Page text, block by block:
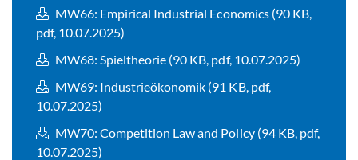
MW66: Empirical Industrial Economics (90 KB,
pdf, 10.07.2025)
MW68: Spieltheorie (90 KB, pdf, 10.07.2025)
MW69: Industrieökonomik (91 KB, pdf,
10.07.2025)
MW70: Competition Law and Policy (94 KB, pdf,
10.07.2025)